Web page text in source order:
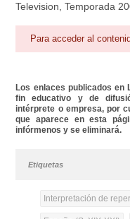
Área personal
Television, Temporada
Para acceder al
Los enlaces publicados en
fin educativo y de
intérprete o empresa, por
que aparece en esta
infórmenos y se eliminará.
Etiquetas
Interpretación de